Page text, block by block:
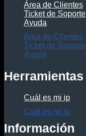
Área de Clientes
Ticket de Soporte
Ayuda
Área de Clientes
Ticket de Soporte
Ayuda
Herramientas
Cuál es mi ip
Cuál es mi ip
Información